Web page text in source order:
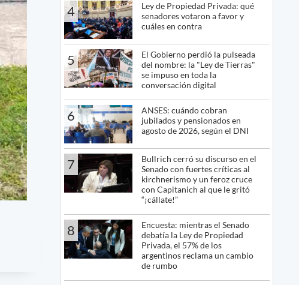
4
Ley de Propiedad Privada: qué
senadores votaron a favor y
cuáles en contra
5
El Gobierno perdió la pulseada
del nombre: la "Ley de Tierras"
se impuso en toda la
conversación digital
6
ANSES: cuándo cobran
jubilados y pensionados en
agosto de 2026, según el DNI
7
Bullrich cerró su discurso en el
Senado con fuertes críticas al
kirchnerismo y un feroz cruce
con Capitanich al que le gritó
“¡cállate!”
8
Encuesta: mientras el Senado
debatía la Ley de Propiedad
Privada, el 57% de los
argentinos reclama un cambio
de rumbo